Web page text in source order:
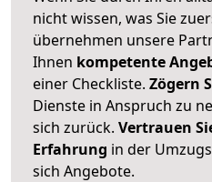
nicht wissen, was Sie
übernehmen unsere
Ihnen kompetente
einer Checkliste. Zögern
Dienste in Anspruch zu
sich zurück. Vertrauen
Erfahrung in der
sich Angebote.